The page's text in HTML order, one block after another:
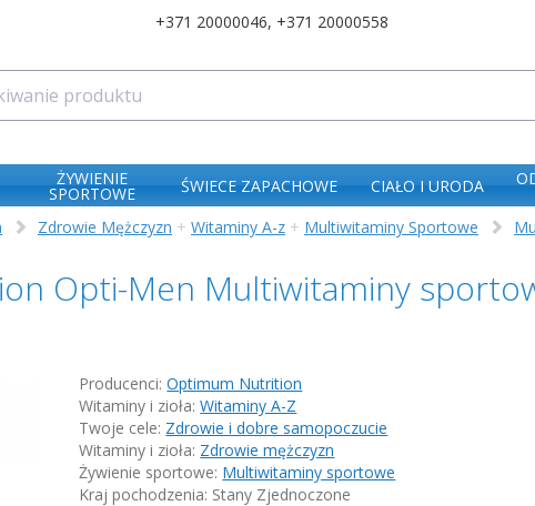
+371 20000046, +371 20000558
ŻYWIENIE
SPORTOWE ŚWIECE ZAPACHOWE CIAŁO I URODA
Zdrowie Mężczyzn + Witaminy A-z + Multiwitaminy Sportowe
Opti-Men Multiwitaminy
Producenci:Optimum Nutrition
Witaminy i zioła:Witaminy A-Z
Twoje cele: Zdrowie i dobre samopoczucie
Witaminy i zioła: Zdrowie mężczyzn
Żywienie sportowe: Multiwitaminy sportowe
Kraj pochodzenia: Stany Zjednoczone